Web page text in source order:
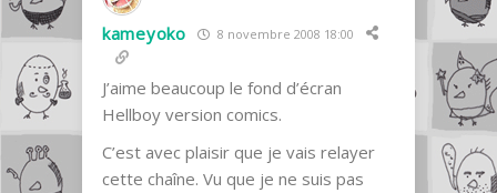
kameyoko 8 novembre 2008 18:00
J’aime beaucoup le fond d’écran
Hellboy version comics.
C’est avec plaisir que je vais relayer
cette chaîne. Vu que je ne suis pas